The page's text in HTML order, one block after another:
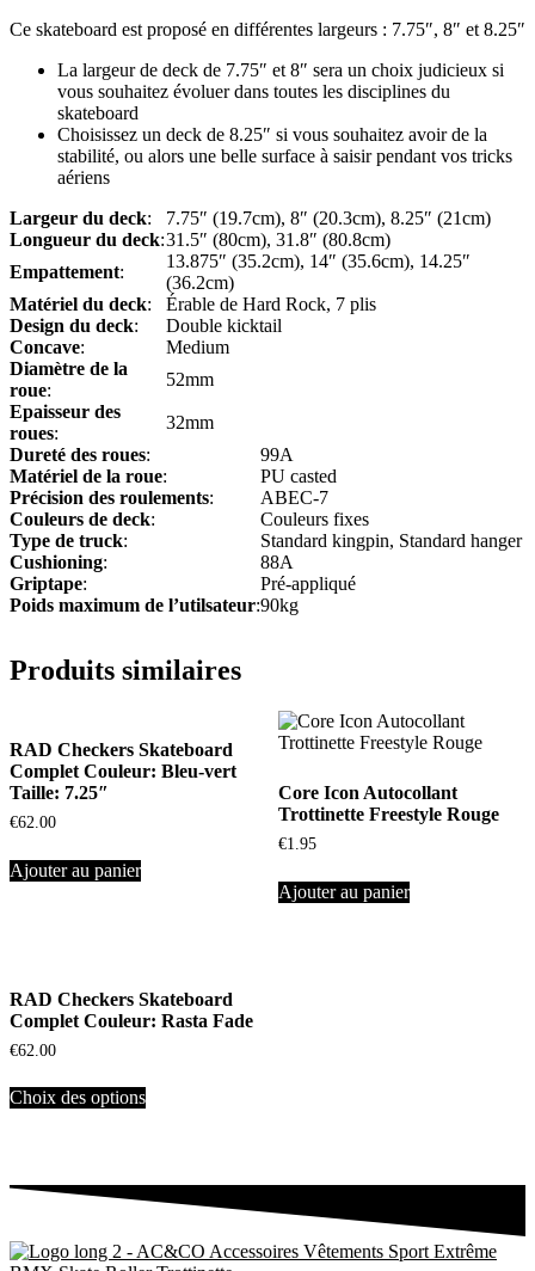
Ce skateboard est proposé en différentes largeurs : 7.75″, 8″ et 8.25″
La largeur de deck de 7.75″ et 8″ sera un choix judicieux si
vous souhaitez évoluer dans toutes les disciplines du
skateboard
Choisissez un deck de 8.25″ si vous souhaitez avoir de la
stabilité, ou alors une belle surface à saisir pendant vos tricks
aériens
Largeur du deck:
7.75″ (19.7cm), 8″ (20.3cm), 8.25″ (21cm)
Longueur du deck:31.5″ (80cm), 31.8″ (80.8cm)
Empattement:
13.875″ (35.2cm), 14″ (35.6cm), 14.25″
(36.2cm)
Matériel du deck:
Érable de Hard Rock, 7 plis
Design du deck:
Double kicktail
Concave:
Medium
Diamètre de la
roue:
52mm
Epaisseur des
roues:
32mm
Dureté des roues:
99A
Matériel de la roue:
PU casted
Précision des roulements:
ABEC-7
Couleurs de deck:
Couleurs fixes
Type de truck:
Standard kingpin, Standard hanger
Cushioning:
88A
Griptape:
Pré-appliqué
Poids maximum de l’utilsateur:90kg
Produits similaires
RAD Checkers Skateboard
Complet Couleur: Bleu-vert
Taille: 7.25″
€62.00
Ajouter au panier
Core Icon Autocollant
Trottinette Freestyle Rouge
€1.95
Ajouter au panier
RAD Checkers Skateboard
Complet Couleur: Rasta Fade
€62.00
Choix des options